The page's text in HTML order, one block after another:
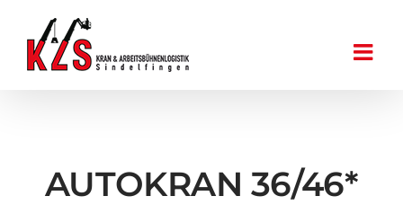
Inhalt
springen
AUTOKRAN 36/46*